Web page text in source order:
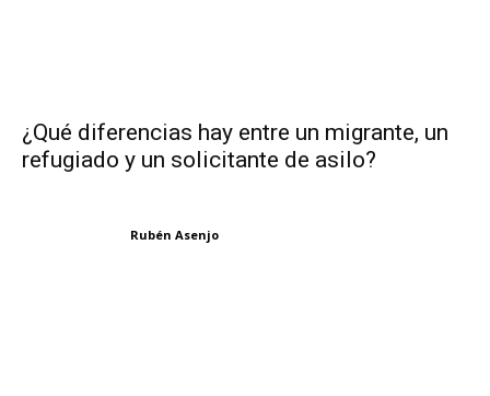
¿Qué diferencias hay entre un migrante, un
refugiado y un solicitante de asilo?
Rubén Asenjo